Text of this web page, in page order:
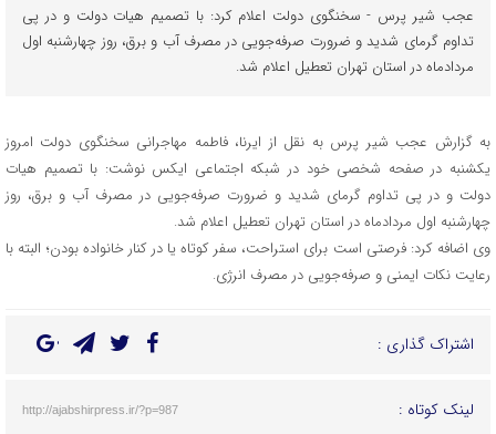
عجب شیر پرس - سخنگوی دولت اعلام کرد: با تصمیم هیات دولت و در پی
تداوم گرمای شدید و ضرورت صرفه‌جویی در مصرف آب و برق، روز چهارشنبه اول
مردادماه در استان تهران تعطیل اعلام شد.
به گزارش عجب شیر پرس به نقل از ایرنا، فاطمه مهاجرانی سخنگوی دولت امروز
یکشنبه در صفحه شخصی خود در شبکه اجتماعی ایکس نوشت: با تصمیم هیات
دولت و در پی تداوم گرمای شدید و ضرورت صرفه‌جویی در مصرف آب و برق، روز
چهارشنبه اول مردادماه در استان تهران تعطیل اعلام شد.
وی اضافه کرد: فرصتی است برای استراحت، سفر کوتاه یا در کنار خانواده بودن؛ البته با
رعایت نکات ایمنی و صرفه‌جویی در مصرف انرژی.
اشتراک گذاری :
لینک کوتاه : http://ajabshirpress.ir/?p=987